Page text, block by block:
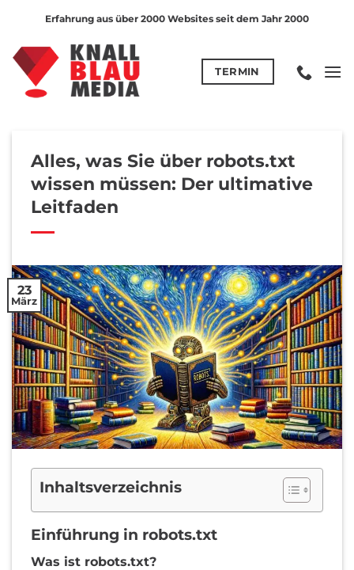
springen
Erfahrung aus über 2000 Websites seit dem Jahr 2000
TERMIN
Alles, was Sie über robots.txt
wissen müssen: Der ultimative
Leitfaden
23
März
Inhaltsverzeichnis
Einführung in robots.txt
Was ist robots.txt?